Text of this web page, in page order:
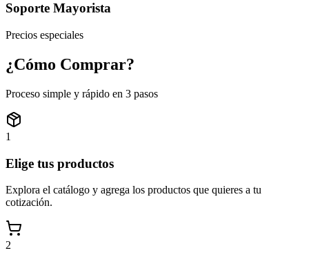
Soporte Mayorista
Precios especiales
¿Cómo Comprar?
Proceso simple y rápido en 3 pasos
1
Elige tus productos
Explora el catálogo y agrega los productos que quieres a tu
cotización.
2